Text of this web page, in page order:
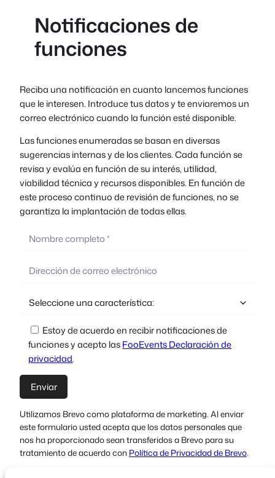
Czech
Greek
Notificaciones de
funciones
Reciba una notificación en cuanto lancemos funciones
que le interesen. Introduce tus datos y te enviaremos un
correo electrónico cuando la función esté disponible.
Las funciones enumeradas se basan en diversas
sugerencias internas y de los clientes. Cada función se
revisa y evalúa en función de su interés, utilidad,
viabilidad técnica y recursos disponibles. En función de
este proceso continuo de revisión de funciones, no se
garantiza la implantación de todas ellas.
Estoy de acuerdo en recibir notificaciones de
funciones y acepto lasFooEvents Declaración de
privacidad.
Utilizamos Brevo como plataforma de marketing. Al enviar
este formulario usted acepta que los datos personales que
nos ha proporcionado sean transferidos a Brevo para su
tratamiento de acuerdo con Política de Privacidad de Brevo.